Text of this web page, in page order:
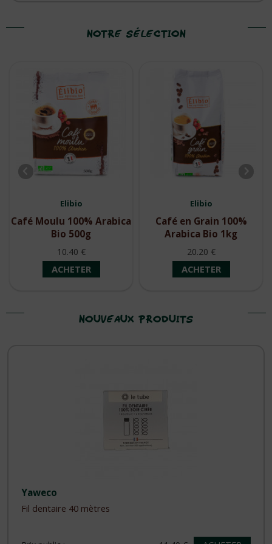
vertus médicinales et culinaires. ...
NOTRE SÉLECTION
Elibio
Café en Grain 100%
Arabica Bio 1kg
20.20 €
ACHETER
Elibio
Café en Grains 100%
Arabica Bio 250g
5.45 €
ACHETER
NOUVEAUX PRODUITS
Yaweco
Fil dentaire 40 mètres